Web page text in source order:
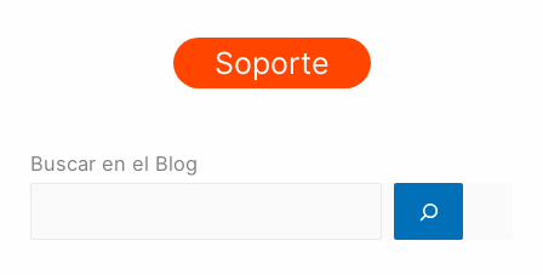
Soporte
Buscar en el Blog